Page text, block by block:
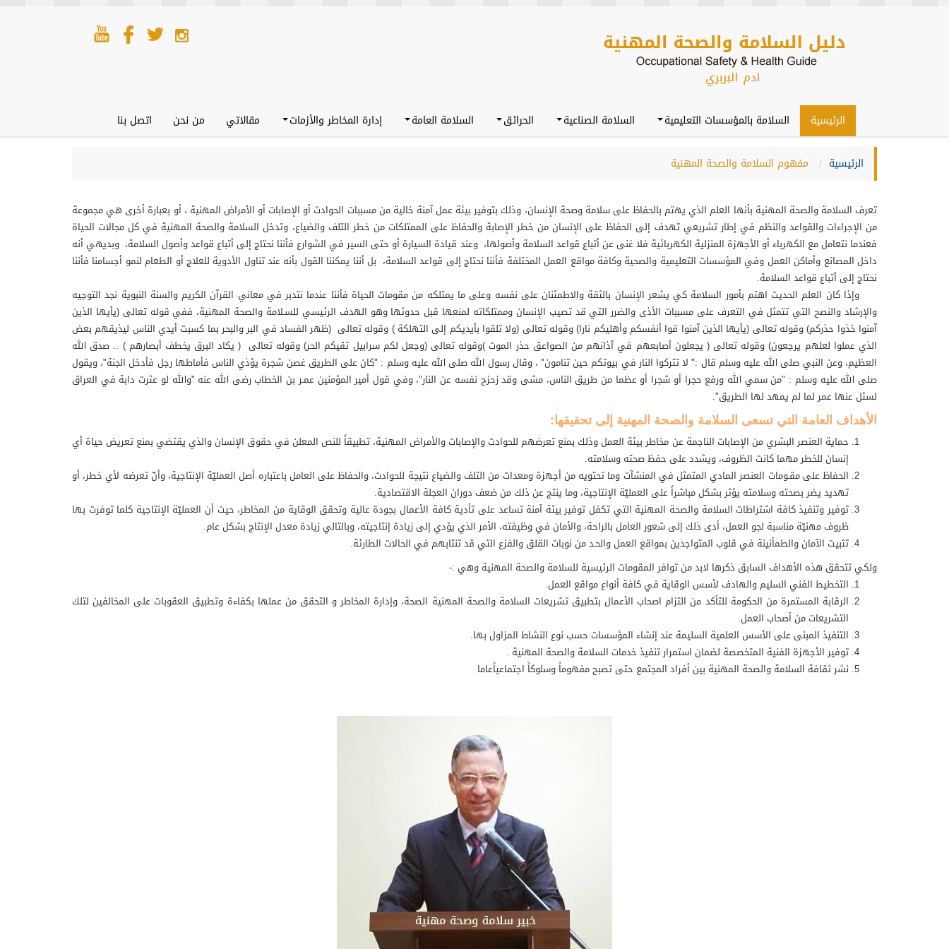
الرئيسية السلامة بالمؤسسات التعليمية السلامة الصناعية الحرائق السلامة العامة إدارة المخاطر والأزمات مقالاتي من نحن اتصل بنا
الرئيسية مفهوم السلامة والصحة المهنية
تعرف السلامة والصحة المهنية بأنها العلم الذي يهتم بالحفاظ على سلامة وصحة الإنسان، وذلك بتوفير بيئة عمل آمنة خالية من مسببات الحوادث أو الإصابات أو الأمراض المهنية ، أو بعبارة أخرى هي مجموعة
من الإجراءات والقواعد والنظم في إطار تشريعي تهدف إلى الحفاظ على الإنسان من خطر الإصابة والحفاظ على الممتلكات من خطر التلف والضياع، وتدخل السلامة والصحة المهنية في كل مجالات الحياة
فعندما نتعامل مع الكهرباء أو الأجهزة المنزلية الكهربائية فلا غنى عن أتباع قواعد السلامة وأصولها، وعند قيادة السيارة أو حتى السير في الشوارع فأننا نحتاج إلى أتباع قواعد وأصول السلامة، وبديهي أنه
داخل المصانع وأماكن العمل وفي المؤسسات التعليمية والصحية وكافة مواقع العمل المختلفة فأننا نحتاج إلى قواعد السلامة، بل أننا يمكننا القول بأنه عند تناول الأدوية للعلاج أو الطعام لنمو أجسامنا فأننا
نحتاج إلى أتباع قواعد السلامة.
وإذا كان العلم الحديث اهتم بأمور السلامة كي يشعر الإنسان بالثقة والاطمئنان على نفسه وعلى ما يمتلكه من مقومات الحياة فأننا عندما نتدبر في معاني القرآن الكريم والسنة النبوية نجد التوجيه
والإرشاد والنصح التي تتمثل في التعرف على مسببات الأذى والضرر التي قد تصيب الإنسان وممتلكاته لمنعها قبل حدوثها وهو الهدف الرئيسي للسـلامة والصحة المهنية، ففي قوله تعالى (يأيها الذين
آمنوا خذوا حذركم) وقوله تعالى (يأيها الذين آمنوا قوا أنفسكم وأهليكم نارا) وقوله تعالى (ولا تلقوا بأيديكم إلى التهلكة ) وقوله تعالى (ظهر الفساد في البر والبحر بما كسبت أيدي الناس ليذيقهم بعض
الذي عملوا لعلهم يرجعون) وقوله تعالى ( يجعلون أصابعهم في آذانهم من الصواعق حذر الموت )وقوله تعالى (وجعل لكم سرابيل تقيكم الحر) وقوله تعالى ( يكاد البرق يخطف أبصارهم ) .. صدق الله
العظيم، وعن النبي صلى الله عليه وسلم قال :" لا تتركوا النار في بيوتكم حين تنامون" ، وقال رسول الله صلى الله عليه وسلم : "كان على الطريق غصن شجرة يؤذي الناس فأماطها رجل فأدخل الجنة"، ويقول
صلى الله عليه وسلم : "من سمي الله ورفع حجرا أو شجرا أو عظما من طريق الناس، مشى وقد زحزح نفسه عن النار"، وفي قول أمير المؤمنين عمـر بن الخطاب رضى الله عنه "والله لو عثرت دابة في العراق
لسئل عنها عمر لما لم يمهد لها الطريق".
الأهداف العامة التي تسعى السلامة والصحة المهنية إلى تحقيقها:
حماية العنصر البشري من الإصابات الناجمة عن مخاطر بيئة العمل وذلك بمنع تعرضهم للحوادث والإصابات والأمراض المهنية، تطبيقاً للنص المعلن في حقوق الإنسان والذي يقتضي بمنع تعريض حياة أي
إنسان للخطر مهما كانت الظروف، ويشدد على حفظ صحته وسلامته.
الحفاظ على مقـومات العنصر المادي المتمثل في المنشآت وما تحتويه من أجهزة ومعدات من التلف والضياع نتيجة للحوادث، والحفاظ على العامل باعتباره أصل العمليّة الإنتاجية، وأنّ تعرضه لأي خطر، أو
تهديد يضر بصحته وسلامته يؤثر بشكل مباشراً على العمليّة الإنتاجية، وما ينتج عن ذلك من ضعف دوران العجلة الاقتصادية.
توفير وتنفيذ كافة اشتراطات السلامة والصحة المهنية التي تكفل توفير بيئة آمنة تساعد على تأدية كافة الأعمال بجودة عالية وتحقق الوقاية من المخاطر، حيث أن العمليّة الإنتاجية كلما توفرت بها
ظروف مهنيّة مناسبة لجو العمل، أدى ذلك إلى شعور العامل بالراحة، والأمان في وظيفته، الأمر الذي يؤدي إلى زيادة إنتاجيته، وبالتالي زيادة معدل الإنتاج بشكل عام.
تثبيت الآمان والطمأنينة في قلوب المتواجدين بمواقع العمل والحـد من نوبات القلق والفزع التي قد تنتابهم في الحالات الطارئة.
ولكي تتحقق هذه الأهداف السابق ذكرها لابد من توافر المقومات الرئيسية للسلامة والصحة المهنية وهي :-
التخطيط الفني السليم والهادف لأسس الوقاية في كافة أنواع مواقع العمل.
الرقابة المستمرة من الحكومة للتأكد من التزام اصحاب الأعمال بتطبيق تشريعات السلامة والصحة المهنية الصحة، وإدارة المخاطر و التحقق من عملها بكفاءة وتطبيق العقوبات على المخالفين لتلك
التشريعات من أصحاب العمل.
التنفيذ المبنى على الأسس العلمية السليمة عند إنشاء المؤسسات حسب نوع النشاط المزاول بها.
توفير الأجهزة الفنية المتخصصة لضمان استمرار تنفيذ خدمات السلامة والصحة المهنية .
نشر ثقافة السلامة والصحة المهنية بين أفراد المجتمع حتى تصبح مفهوماً وسلوكاً اجتماعياًعاما